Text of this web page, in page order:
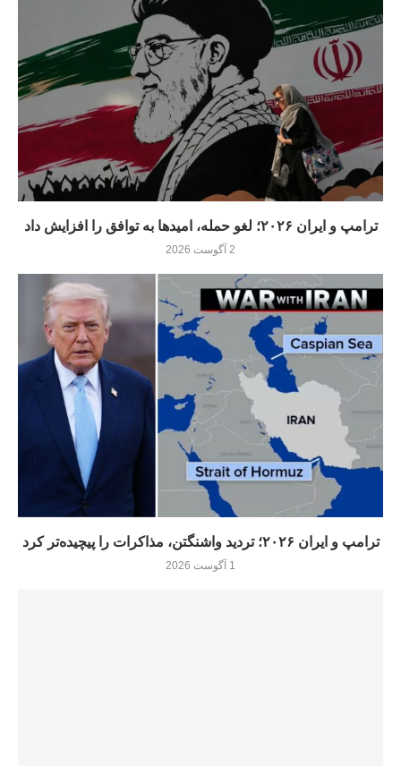
ترامپ و ایران ۲۰۲۶؛ لغو حمله، امیدها به توافق را افزایش داد
2 آگوست 2026
ترامپ و ایران ۲۰۲۶؛ تردید واشنگتن، مذاکرات را پیچیده‌تر کرد
1 آگوست 2026